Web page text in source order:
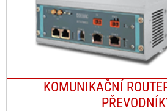
KOMUNIKAČNÍ